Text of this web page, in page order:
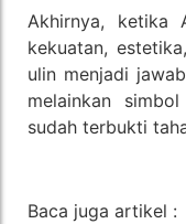
Akhirnya, ketika
kekuatan,
ulin menjadi
melainkan
sudah terbukti
Baca juga artikel :